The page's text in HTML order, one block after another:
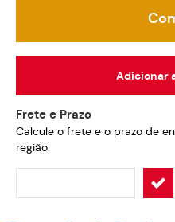
Adicionar
Frete e Prazo
Calcule o frete e o prazo de
região: